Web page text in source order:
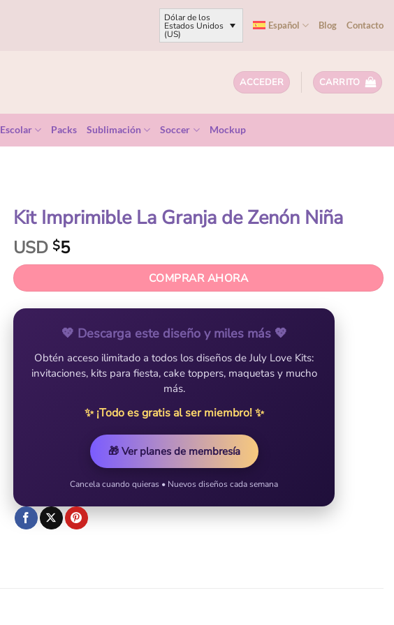
Dólar de los
Estados Unidos
(US)
Español Blog Contacto
ACCEDER CARRITO
Escolar Packs Sublimación Soccer Mockup
Kit Imprimible La Granja de Zenón Niña
USD $5
COMPRAR AHORA
💖 Descarga este diseño y miles más 💖
Obtén acceso ilimitado a todos los diseños de July Love Kits:
invitaciones, kits para fiesta, cake toppers, maquetas y mucho
más.
✨ ¡Todo es gratis al ser miembro! ✨
🎁 Ver planes de membresía
Cancela cuando quieras • Nuevos diseños cada semana